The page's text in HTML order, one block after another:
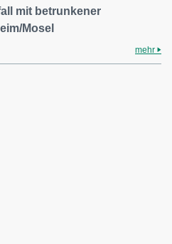
mit betrunkener
Mosel
mehr